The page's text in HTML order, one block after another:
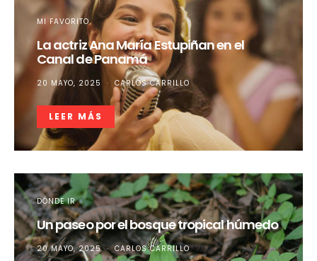
MI FAVORITO
La actriz Ana María Estupiñan en el
Canal de Panamá
20 MAYO, 2025 CARLOS CARRILLO
LEER MÁS
DÓNDE IR
Un paseo por el bosque tropical húmedo
20 MAYO, 2025 CARLOS CARRILLO